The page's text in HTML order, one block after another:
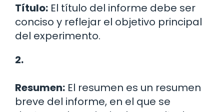
Título: El título del informe debe ser
conciso y reflejar el objetivo principal
del experimento.
2.
Resumen: El resumen es un resumen
breve del informe, en el que se